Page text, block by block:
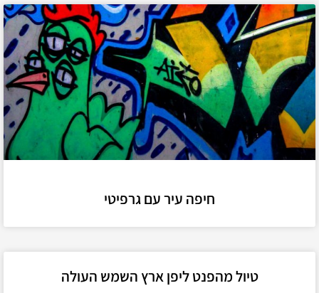
חיפה עיר עם גרפיטי
טיול מהפנט ליפן ארץ השמש העולה